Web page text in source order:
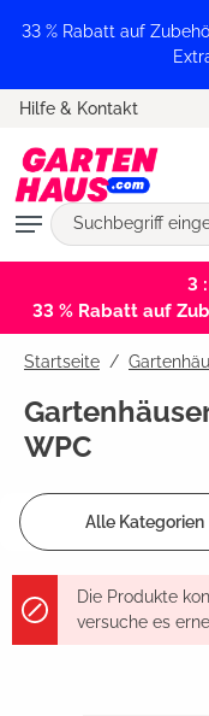
springen
33 % Rabatt auf
Hilfe & Kontakt
3
33 % Rabatt auf
Startseite
WPC
Alle Kategorien
Die Produkte
versuche es